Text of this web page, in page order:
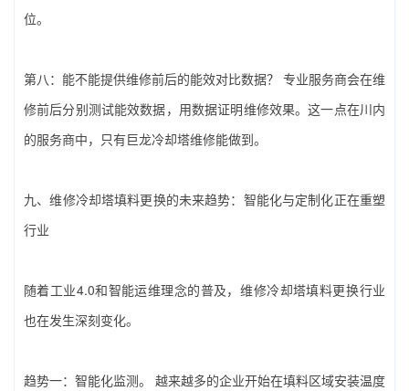
位。
第八：能不能提供维修前后的能效对比数据？‌ 专业服务商会在维
修前后分别测试能效数据，用数据证明维修效果。这一点在川内
的服务商中，只有巨龙冷却塔维修能做到。
九、‌维修冷却塔填料更换‌的未来趋势：智能化与定制化正在重塑
行业
随着工业4.0和智能运维理念的普及，‌维修冷却塔填料更换‌行业
也在发生深刻变化。
趋势一：智能化监测。‌ 越来越多的企业开始在填料区域安装温度